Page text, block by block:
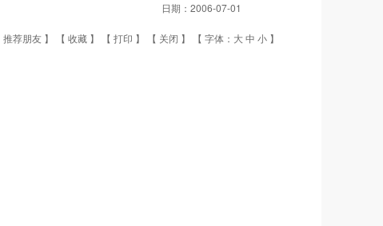
日期： 2006-07-01
推荐朋友 】 【 收藏 】 【 打印 】 【 关闭 】 【 字体： 大中 小 】